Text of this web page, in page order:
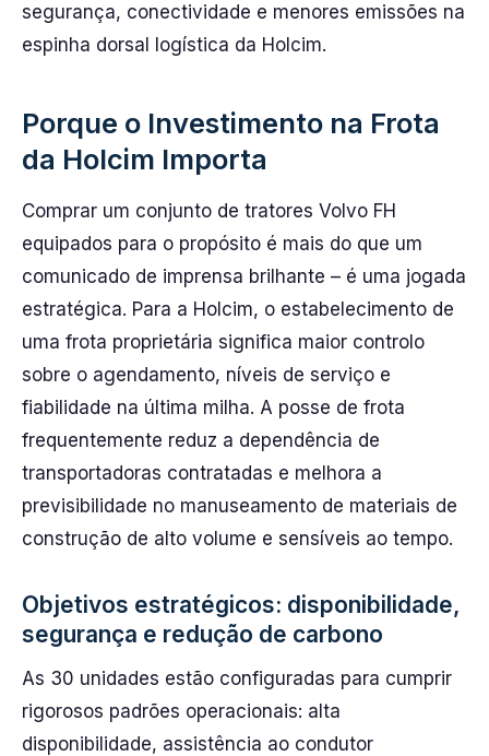
segurança, conectividade e menores emissões na
espinha dorsal logística da Holcim.
Porque o Investimento na Frota
da Holcim Importa
Comprar um conjunto de tratores Volvo FH
equipados para o propósito é mais do que um
comunicado de imprensa brilhante – é uma jogada
estratégica. Para a Holcim, o estabelecimento de
uma frota proprietária significa maior controlo
sobre o agendamento, níveis de serviço e
fiabilidade na última milha. A posse de frota
frequentemente reduz a dependência de
transportadoras contratadas e melhora a
previsibilidade no manuseamento de materiais de
construção de alto volume e sensíveis ao tempo.
Objetivos estratégicos: disponibilidade,
segurança e redução de carbono
As 30 unidades estão configuradas para cumprir
rigorosos padrões operacionais: alta
disponibilidade, assistência ao condutor